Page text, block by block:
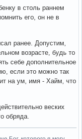
в столь раннем
его, он не в
ранее. Допустим,
возрасте, будь то
себе дополнительное
если это можно так
на ум, имя - Хайм, что
веских
обряда.